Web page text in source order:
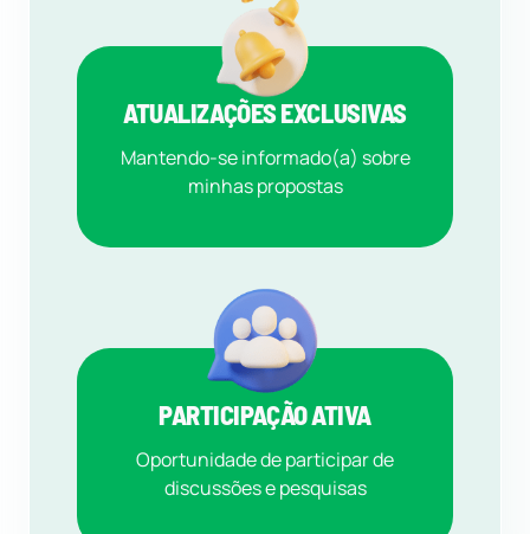
ATUALIZAÇÕES EXCLUSIVAS
Mantendo-se informado(a) sobre
minhas propostas
PARTICIPAÇÃO ATIVA
Oportunidade de participar de
discussões e pesquisas